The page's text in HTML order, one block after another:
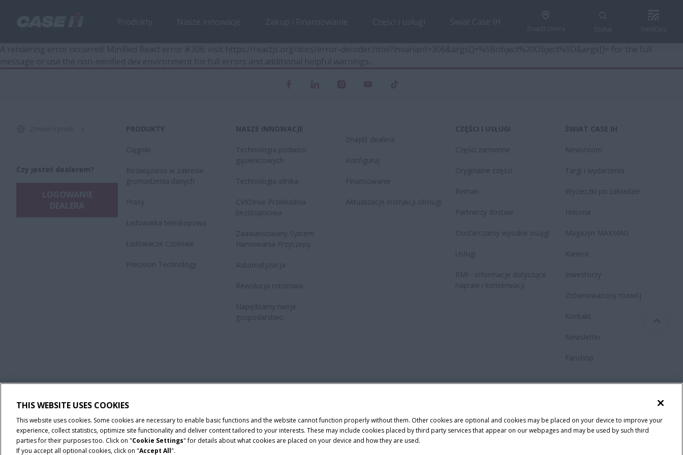
Czy jesteś dealerem?
PRODUKTY
Ciągniki
Rozwiązania w zakresie
gromadzenia danych
Prasy
Ładowarka teleskopowa
Ładowacze Czołowe
Precision Technology
NASZE INNOWACJE
Technologia podwozi
gąsienicowych
Technologia silnika
CVXDrive​ Przekładnia
bezstopniowa
Zaawansowany System
Hamowania Przyczepy
Automatyzacja
Rewolucja rotorowa
Napędzamy twoje
gospodarstwo
Znajdź dealera
Konfiguruj
Finansowanie
Aktualizacje instrukcji obsługi
CZĘŚCI I USŁUGI
Części zamienne
Oryginalne części
Reman
Partnerzy dostaw
Dostarczamy wysokie osiągi
Usługi
RMI - informacje dotyczące
napraw i konserwacji
ŚWIAT CASE IH
Newsroom
Targi i wydarzenia
Wycieczki po zakładzie
Historia
Magazyn MAXMAG
Kariera
Inwestorzy
Zrównoważony rozwój
Kontakt
Newsletter
Fanshop
Regulamin Informacje na temat ochrony prywatności Adres wydawniczy Cookie Settings Telematyka – informacja o ochronie prywatności
© 2026 CNH Industrial America LLC. All Rights Reserved. Case IH is a trademark of CNH Industrial America LLC.
THIS WEBSITE USES COOKIES
This website uses cookies. Some cookies are necessary to enable basic functions and the website cannot function properly without them. Other cookies are optional and cookies may be placed on your device to improve your
experience, collect statistics, optimize site functionality and deliver content tailored to your interests. These may include cookies placed by third party services that appear on our webpages and may be used by such third
parties for their purposes too. Click on "Cookie Settings" for details about what cookies are placed on your device and how they are used.
If you accept all optional cookies, click on "Accept All".